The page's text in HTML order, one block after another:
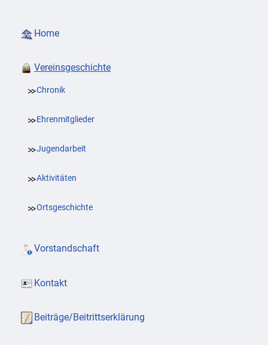
Home
Vereinsgeschichte
Chronik
Ehrenmitglieder
Jugendarbeit
Aktivitäten
Ortsgeschichte
Vorstandschaft
Kontakt
Beiträge/Beitrittserklärung